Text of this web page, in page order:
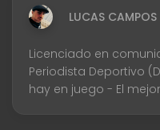
LUCAS CAMPOS
Licenciado en
Periodista Deportivo
hay en juego - El